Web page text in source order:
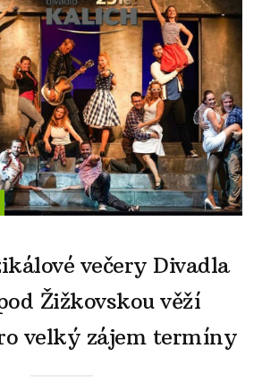
večery Divadla
Žižkovskou věží
velký zájem termíny